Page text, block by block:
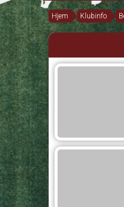
Hjem Klubinfo